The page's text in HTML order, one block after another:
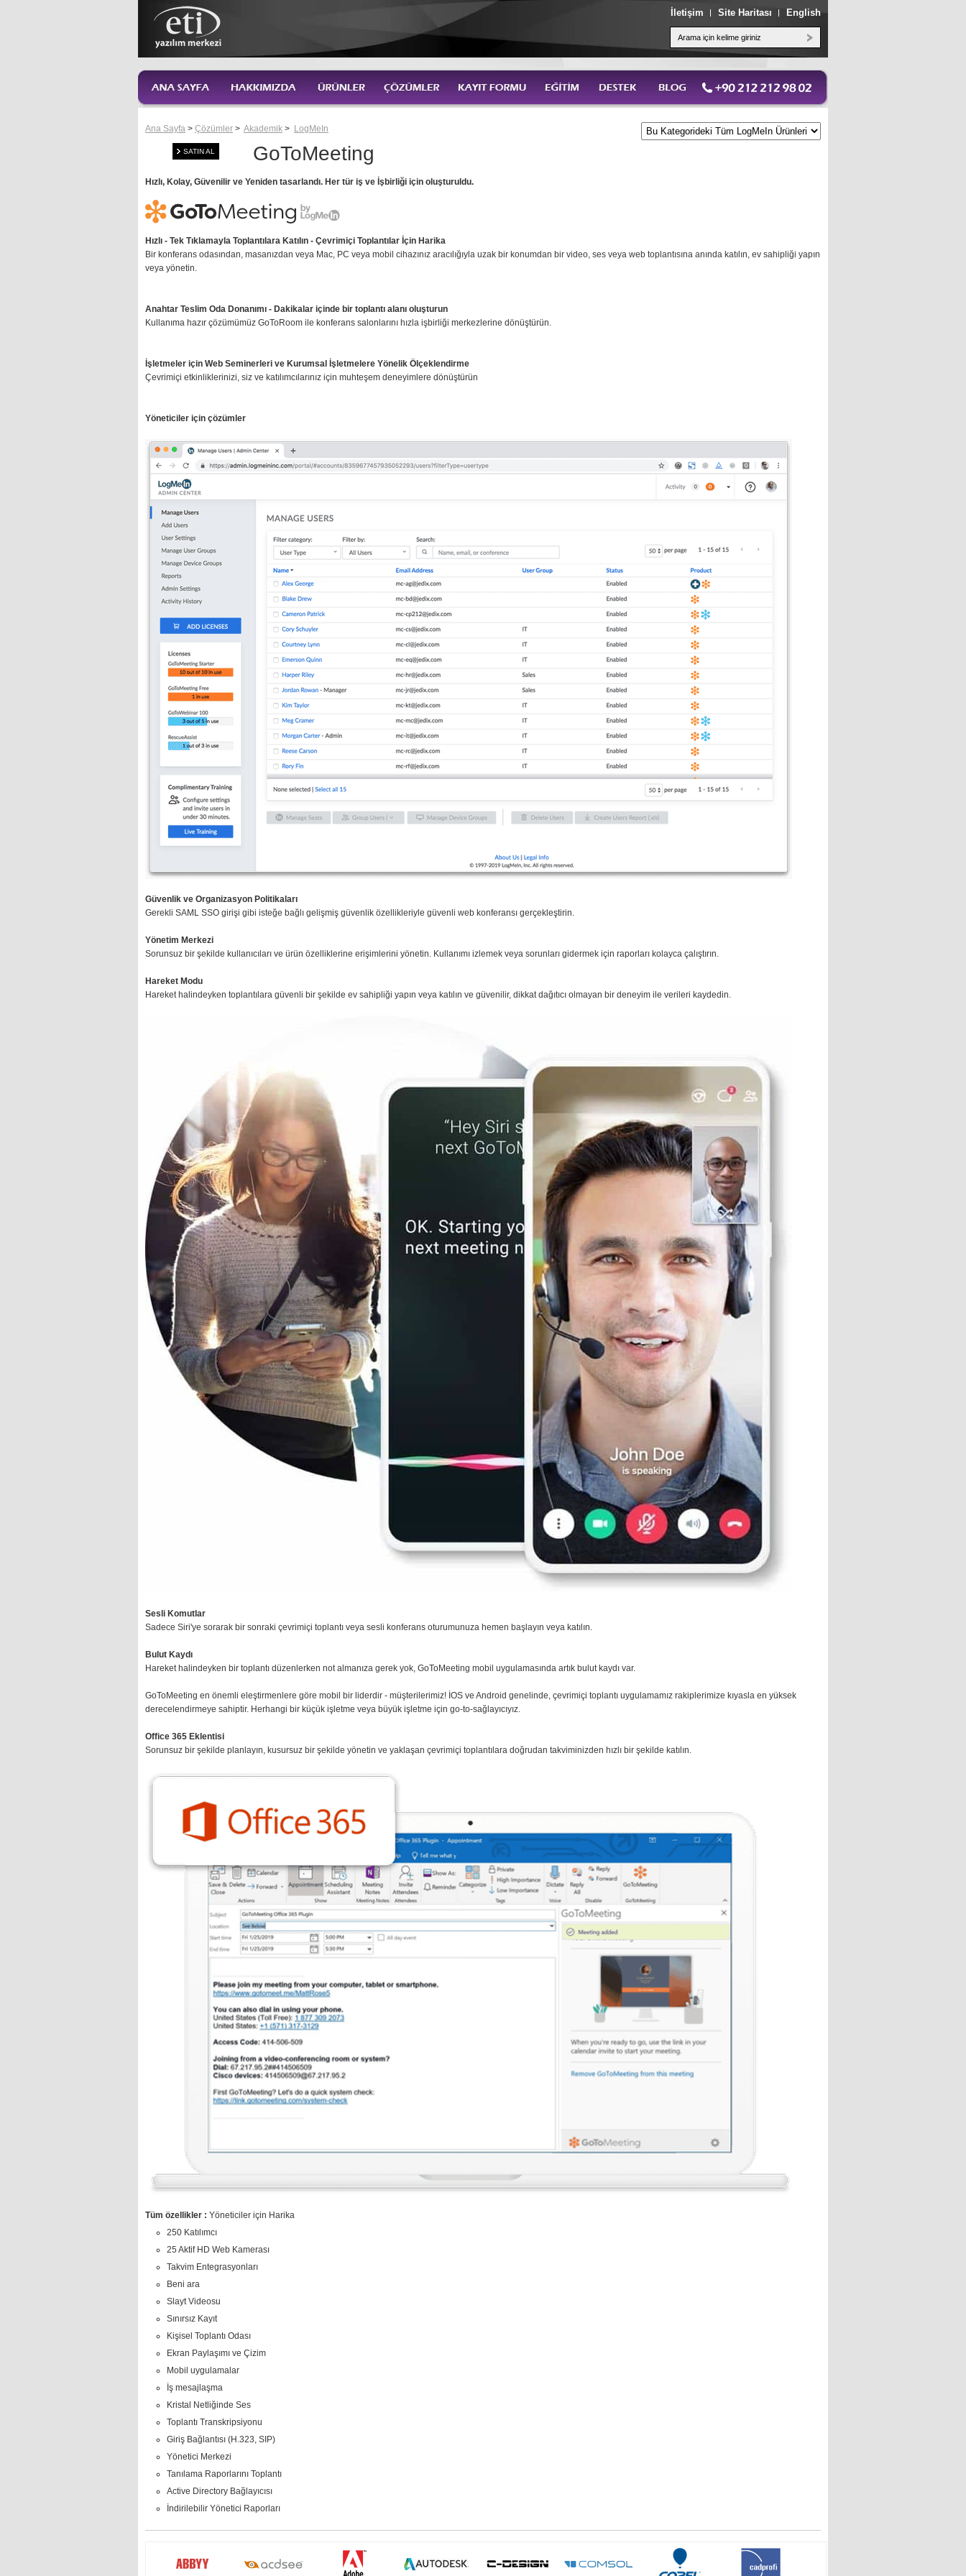
İletişim Site Haritası English
Ana Sayfa > Çözümler > Akademik > LogMeIn
SATIN AL GoToMeeting
Hızlı, Kolay, Güvenilir ve Yeniden tasarlandı. Her tür iş ve İşbirliği için oluşturuldu.
Hızlı - Tek Tıklamayla Toplantılara Katılın - Çevrimiçi Toplantılar İçin Harika
Bir konferans odasından, masanızdan veya Mac, PC veya mobil cihazınız aracılığıyla uzak bir konumdan bir video, ses veya web toplantısına anında katılın, ev sahipliği yapın
veya yönetin.
Anahtar Teslim Oda Donanımı - Dakikalar içinde bir toplantı alanı oluşturun
Kullanıma hazır çözümümüz GoToRoom ile konferans salonlarını hızla işbirliği merkezlerine dönüştürün.
İşletmeler için Web Seminerleri ve Kurumsal İşletmelere Yönelik Ölçeklendirme
Çevrimiçi etkinliklerinizi, siz ve katılımcılarınız için muhteşem deneyimlere dönüştürün
Yöneticiler için çözümler
Güvenlik ve Organizasyon Politikaları
Gerekli SAML SSO girişi gibi isteğe bağlı gelişmiş güvenlik özellikleriyle güvenli web konferansı gerçekleştirin.
Yönetim Merkezi
Sorunsuz bir şekilde kullanıcıları ve ürün özelliklerine erişimlerini yönetin. Kullanımı izlemek veya sorunları gidermek için raporları kolayca çalıştırın.
Hareket Modu
Hareket halindeyken toplantılara güvenli bir şekilde ev sahipliği yapın veya katılın ve güvenilir, dikkat dağıtıcı olmayan bir deneyim ile verileri kaydedin.
Sesli Komutlar
Sadece Siri'ye sorarak bir sonraki çevrimiçi toplantı veya sesli konferans oturumunuza hemen başlayın veya katılın.
Bulut Kaydı
Hareket halindeyken bir toplantı düzenlerken not almanıza gerek yok, GoToMeeting mobil uygulamasında artık bulut kaydı var.
GoToMeeting en önemli eleştirmenlere göre mobil bir liderdir - müşterilerimiz! İOS ve Android genelinde, çevrimiçi toplantı uygulamamız rakiplerimize kıyasla en yüksek
derecelendirmeye sahiptir. Herhangi bir küçük işletme veya büyük işletme için go-to-sağlayıcıyız.
Office 365 Eklentisi
Sorunsuz bir şekilde planlayın, kusursuz bir şekilde yönetin ve yaklaşan çevrimiçi toplantılara doğrudan takviminizden hızlı bir şekilde katılın.
Tüm özellikler : Yöneticiler için Harika
250 Katılımcı
25 Aktif HD Web Kamerası
Takvim Entegrasyonları
Beni ara
Slayt Videosu
Sınırsız Kayıt
Kişisel Toplantı Odası
Ekran Paylaşımı ve Çizim
Mobil uygulamalar
İş mesajlaşma
Kristal Netliğinde Ses
Toplantı Transkripsiyonu
Giriş Bağlantısı (H.323, SIP)
Yönetici Merkezi
Tanılama Raporlarını Toplantı
Active Directory Bağlayıcısı
İndirilebilir Yönetici Raporları